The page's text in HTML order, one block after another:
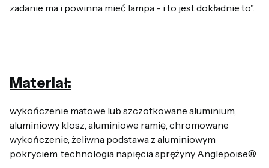
zadanie ma i powinna mieć lampa - i to jest dokładnie to".
Materiał:
wykończenie matowe lub szczotkowane aluminium,
aluminiowy klosz, aluminiowe ramię, chromowane
wykończenie, żeliwna podstawa z aluminiowym
pokryciem, technologia napięcia sprężyny Anglepoise®